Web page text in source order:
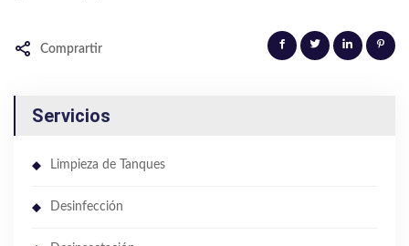
Comprartir
Servicios
Limpieza de Tanques
Desinfección